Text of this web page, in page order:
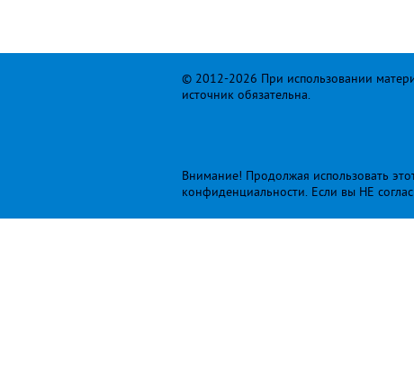
© 2012-2026 При использовании
источник обязательна.
Внимание! Продолжая использовать
конфиденциальности. Если вы НЕ